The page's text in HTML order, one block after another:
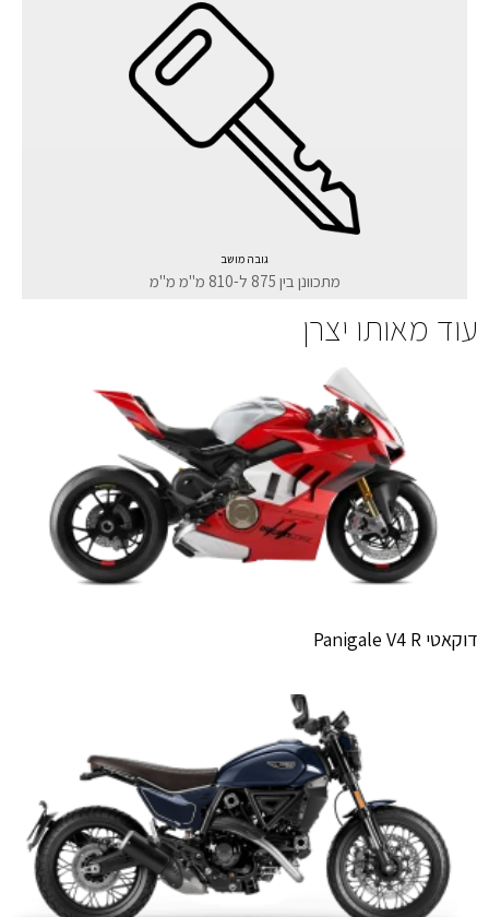
גובה מושב
מתכוונן בין 875 ל-810 מ"מ מ"מ
עוד מאותו יצרן
דוקאטי Panigale V4 R